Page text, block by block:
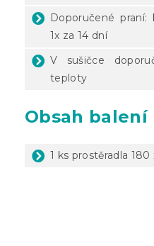
Doporučené
1x za 14 dní
V sušičce
teploty
Obsah balení
1 ks prostěradla